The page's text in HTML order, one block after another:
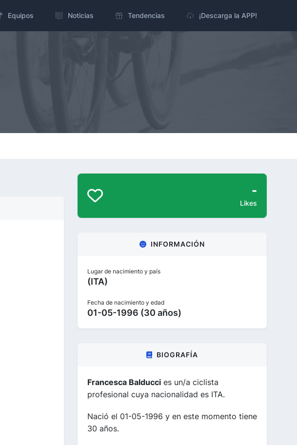
Equipos Noticias Tendencias ¡Descarga la APP!
-
Likes
INFORMACIÓN
Lugar de nacimiento y país
(ITA)
Fecha de nacimiento y edad
01-05-1996 (30 años)
BIOGRAFÍA
Francesca Balducci es un/a ciclista
profesional cuya nacionalidad es ITA.
Nació el 01-05-1996 y en este momento tiene
30 años.